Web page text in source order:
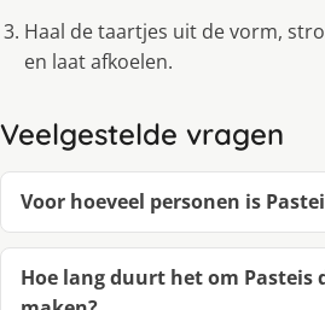
Haal de taartjes uit de vorm,
en laat afkoelen.
Veelgestelde vragen
Voor hoeveel personen is
Hoe lang duurt het om Pasteis